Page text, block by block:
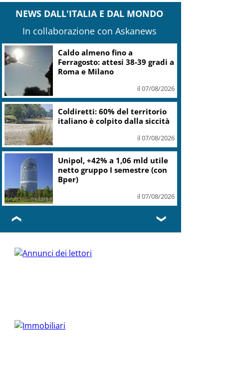
NEWS DALL'ITALIA E DAL MONDO
In collaborazione con Askanews
Caldo almeno fino a
Ferragosto: attesi 38-39 gradi a
Roma e Milano
il 07/08/2026
Coldiretti: 60% del territorio
italiano è colpito dalla siccità
il 07/08/2026
Unipol, +42% a 1,06 mld utile
netto gruppo I semestre (con
Bper)
il 07/08/2026
❮ ❯